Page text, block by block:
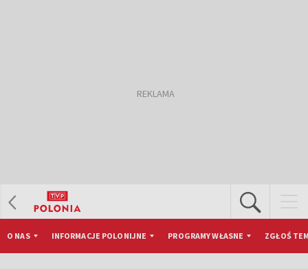
O NAS INFORMACJE POLONIJNE PROGRAMY WŁASNE ZGŁOŚ